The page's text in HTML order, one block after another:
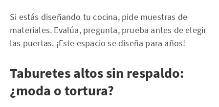
Si estás diseñando tu cocina, pide muestras de
materiales. Evalúa, pregunta, prueba antes de elegir
las puertas. ¡Este espacio se diseña para años!
Taburetes altos sin respaldo:
¿moda o tortura?